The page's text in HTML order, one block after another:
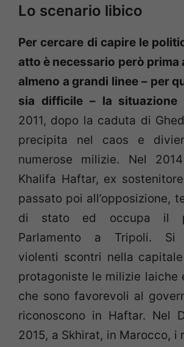
Lo scenario libico
Per cercare di capire le
atto è necessario però prima
almeno a grandi linee – per
sia difficile – la situazione
2011, dopo la caduta di
precipita nel caos e
numerose milizie. Nel
Khalifa Haftar, ex
passato poi all’opposizione,
di stato ed occupa il
Parlamento a Tripoli. Si
violenti scontri nella
protagoniste le milizie laiche
che sono favorevoli al
riconoscono in Haftar. Nel
2015, a Skhirat, in Marocco, i